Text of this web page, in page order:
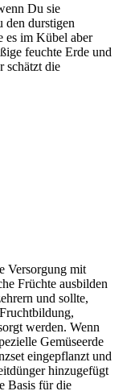
Du sie
den durstigen
es im Kübel aber
feuchte Erde und
schätzt die
Versorgung mit
Früchte ausbilden
und sollte,
werden. Wenn
Gemüseerde
eingepflanzt und
hinzugefügt
Basis für die